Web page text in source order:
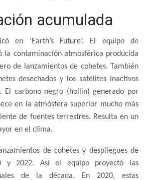
acumulada
en ‘Earth’s Future’. El equipo de
la contaminación atmosférica producida
de lanzamientos de cohetes. También
desechados y los satélites inactivos
El carbono negro (hollín) generado por
en la atmósfera superior mucho más
de fuentes terrestres. Resulta en un
en el clima.
de cohetes y despliegues de
y 2022. Así el equipo proyectó las
de la década. En 2020, estas